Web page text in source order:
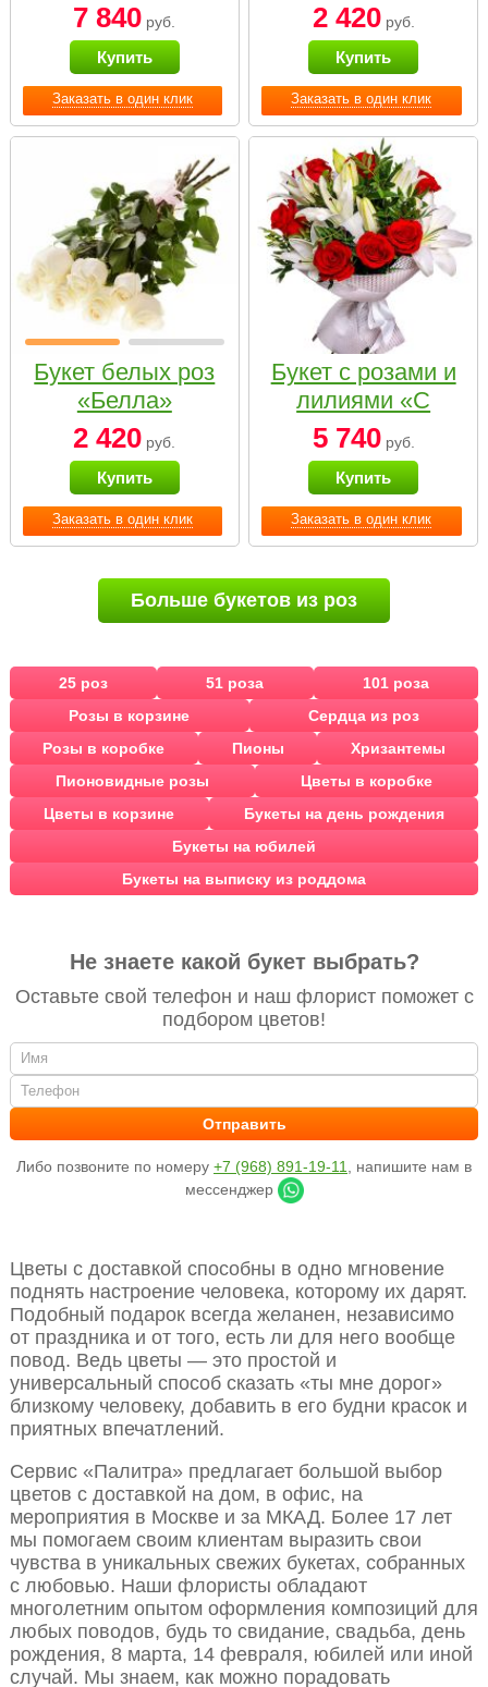
Заказать в один клик
7 840 руб.
Купить
Заказать в один клик
2 420руб.
Купить
Заказать в один клик
Букет белых роз
«Белла»
2 420 руб.
Купить
Заказать в один клик
Букет с розами и
лилиями «С
наилучшими
пожеланиями»
5 740руб.
Купить
Больше букетов из роз
25 роз 51 роза
101 роза
Розы в корзине
Сердца из роз
Розы в коробке
Пионы
Хризантемы
Пионовидные розы
Цветы в коробке
Цветы в корзине
Букеты на день рождения
Букеты на юбилей
Букеты на выписку из роддома
Не знаете какой букет выбрать?
Оставьте свой телефон и наш флорист поможет с
подбором цветов!
Либо позвоните по номеру +7 (968) 891-19-11
, напишите нам в
мессенджер
Цветы с доставкой способны в одно мгновение
поднять настроение человека, которому их дарят.
Подобный подарок всегда желанен, независимо
от праздника и от того, есть ли для него вообще
повод. Ведь цветы — это простой и
универсальный способ сказать «ты мне дорог»
близкому человеку, добавить в его будни красок и
приятных впечатлений.
Сервис «Палитра» предлагает большой выбор
цветов с доставкой на дом, в офис, на
мероприятия в Москве и за МКАД. Более 17 лет
мы помогаем своим клиентам выразить свои
чувства в уникальных свежих букетах, собранных
с любовью. Наши флористы обладают
многолетним опытом оформления композиций для
любых поводов, будь то свидание, свадьба, день
рождения, 8 марта, 14 февраля, юбилей или иной
случай. Мы знаем, как можно порадовать